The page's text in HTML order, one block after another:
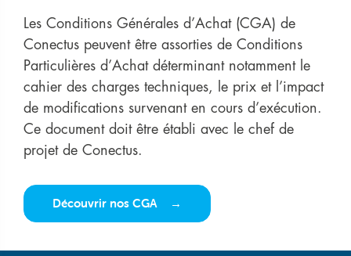
Les Conditions Générales d’Achat (CGA) de
Conectus peuvent être assorties de Conditions
Particulières d’Achat déterminant notamment le
cahier des charges techniques, le prix et l’impact
de modifications survenant en cours d’exécution.
Ce document doit être établi avec le chef de
projet de Conectus.
Découvrir nos CGA